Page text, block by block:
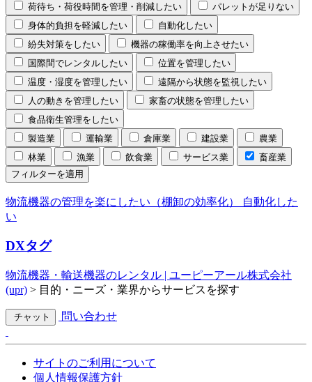
荷待ち・荷役時間を管理・削減したい
パレットが足りない
身体的負担を軽減したい
自動化したい
紛失対策をしたい
機器の稼働率を向上させたい
国際間でレンタルしたい
位置を管理したい
温度・湿度を管理したい
遠隔から状態を監視したい
人の動きを管理したい
家畜の状態を管理したい
食品衛生管理をしたい
製造業
運輸業 倉庫業 建設業
農業
林業
漁業 飲食業 サービス業
畜産業
フィルターを適用
物流機器の管理を楽にしたい（棚卸の効率化）
自動化した
い
DXタグ
物流機器・輸送機器のレンタル | ユーピーアール株式会社
(upr) > 目的・ニーズ・業界からサービスを探す
チャット 問い合わせ
サイトのご利用について
個人情報保護方針